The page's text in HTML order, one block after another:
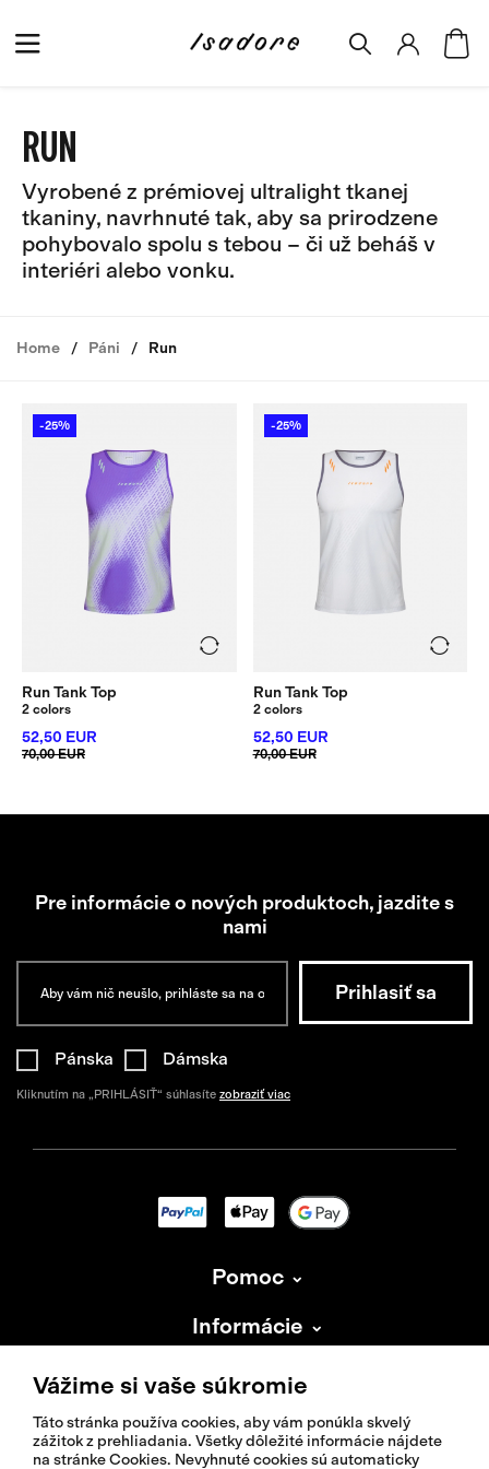
RUN
Vyrobené z prémiovej ultralight tkanej
tkaniny, navrhnuté tak, aby sa prirodzene
pohybovalo spolu s tebou – či už beháš v
interiéri alebo vonku.
Home Páni Run
-25%
Run Tank Top
2 colors
52,50 EUR
70,00 EUR
-25%
Run Tank Top
2 colors
52,50 EUR
70,00 EUR
Pre informácie o nových produktoch, jazdite s
nami
Pánska Dámska
Kliknutím na „PRIHLÁSIŤ“ súhlasíte zobraziť viac
Pomoc
Informácie
O Isadore
Vážime si vaše súkromie
Táto stránka používa cookies, aby vám ponúkla skvelý
zážitok z prehliadania. Všetky dôležité informácie nájdete
na stránke Cookies. Nevyhnuté cookies sú automaticky